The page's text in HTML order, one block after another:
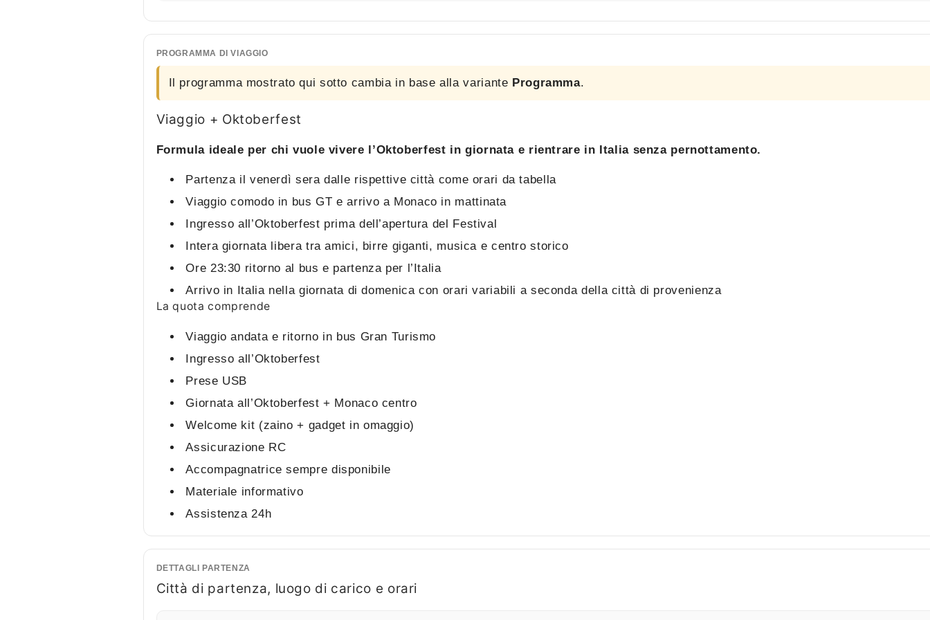
PROGRAMMA DI VIAGGIO
Il programma mostrato qui sotto cambia in base alla variante Programma.
Viaggio + Oktoberfest
Formula ideale per chi vuole vivere l’Oktoberfest in giornata e rientrare in Italia senza pernottamento.
Partenza il venerdì sera dalle rispettive città come orari da tabella
Viaggio comodo in bus GT e arrivo a Monaco in mattinata
Ingresso all’Oktoberfest prima dell’apertura del Festival
Intera giornata libera tra amici, birre giganti, musica e centro storico
Ore 23:30 ritorno al bus e partenza per l’Italia
Arrivo in Italia nella giornata di domenica con orari variabili a seconda della città di provenienza
La quota comprende
Viaggio andata e ritorno in bus Gran Turismo
Ingresso all’Oktoberfest
Prese USB
Giornata all’Oktoberfest + Monaco centro
Welcome kit (zaino + gadget in omaggio)
Assicurazione RC
Accompagnatrice sempre disponibile
Materiale informativo
Assistenza 24h
DETTAGLI PARTENZA
Città di partenza, luogo di carico e orari